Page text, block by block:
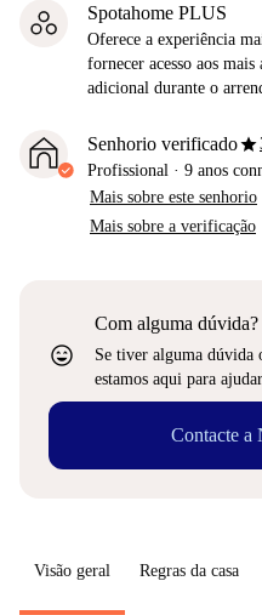
Spotahome PLUS
Oferece a experiência
fornecer acesso aos mais
adicional durante o
Senhorio verificadostar
Profissional · 9 anos
Mais sobre este senhorio
Mais sobre a verificação
sentiment_very_satisfied
Com alguma dúvida?
Se tiver alguma dúvida
estamos aqui para
Contacte a
Visão geral Regras da casa